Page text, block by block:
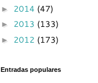
► 2014 (47)
► 2013 (133)
► 2012 (173)
Entradas populares